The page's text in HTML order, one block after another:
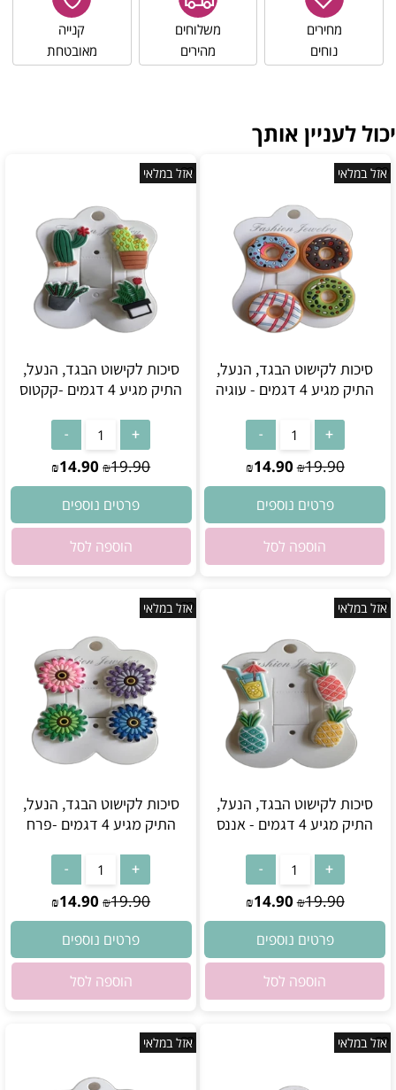
מחירים
נוחים
משלוחים
מהירים
קנייה
מאובטחת
יכול לעניין אותך
אזל במלאי
סיכות לקישוט הבגד, הנעל,
התיק מגיע 4 דגמים - עוגיה
₪19.90
₪14.90
פרטים נוספים
הוספה לסל
אזל במלאי
סיכות לקישוט הבגד, הנעל,
התיק מגיע 4 דגמים -קקטוס
₪19.90
₪14.90
פרטים נוספים
הוספה לסל
אזל במלאי
סיכות לקישוט הבגד, הנעל,
התיק מגיע 4 דגמים - אננס
₪19.90
₪14.90
פרטים נוספים
הוספה לסל
אזל במלאי
סיכות לקישוט הבגד, הנעל,
התיק מגיע 4 דגמים -פרח
₪19.90
₪14.90
פרטים נוספים
הוספה לסל
אזל במלאי אזל במלאי